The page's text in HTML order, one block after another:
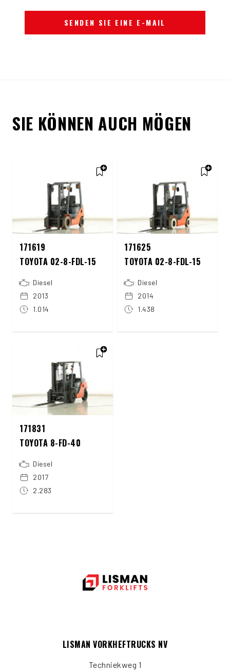
SENDEN SIE EINE E-MAIL
SIE KÖNNEN AUCH MÖGEN
171619
TOYOTA 02-8-FDL-15
Diesel
2013
1.014
171625
TOYOTA 02-8-FDL-15
Diesel
2014
1.438
171831
TOYOTA 8-FD-40
Diesel
2017
2.283
LISMAN VORKHEFTRUCKS NV
Techniekweg 1